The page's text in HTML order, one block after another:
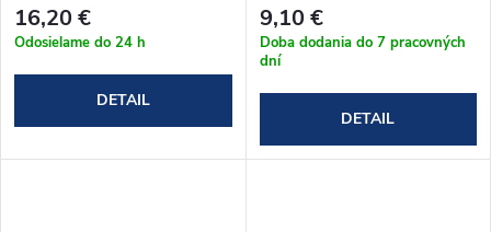
16,20 €
Odosielame do 24 h
DETAIL
(A41PR)
9,10 €
Doba dodania do 7 pracovných
dní
DETAIL